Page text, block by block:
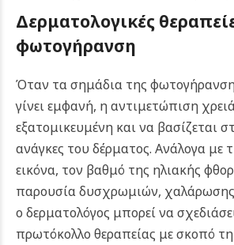
Δερματολογικές
φωτογήρανση
Όταν τα σημάδια της
γίνει εμφανή, η αντιμετώπιση
εξατομικευμένη και να βασίζεται
ανάγκες του δέρματος. Ανάλογα με
εικόνα, τον βαθμό της ηλιακής
παρουσία δυσχρωμιών,
ο δερματολόγος μπορεί να
πρωτόκολλο θεραπείας με σκοπό